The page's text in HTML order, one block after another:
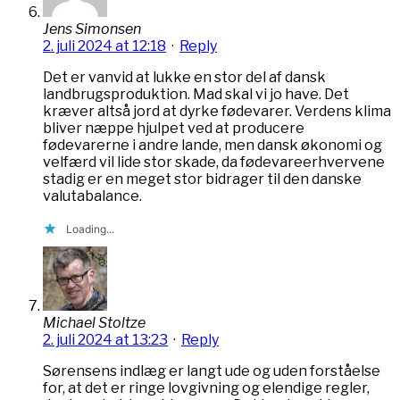
Jens Simonsen
2. juli 2024 at 12:18 · Reply
Det er vanvid at lukke en stor del af dansk
landbrugsproduktion. Mad skal vi jo have. Det
kræver altså jord at dyrke fødevarer. Verdens klima
bliver næppe hjulpet ved at producere
fødevarerne i andre lande, men dansk økonomi og
velfærd vil lide stor skade, da fødevareerhvervene
stadig er en meget stor bidrager til den danske
valutabalance.
Loading...
Michael Stoltze
2. juli 2024 at 13:23 · Reply
Sørensens indlæg er langt ude og uden forståelse
for, at det er ringe lovgivning og elendige regler,